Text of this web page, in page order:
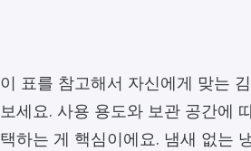
이 표를 참고해서 자신에게 맞는
보세요. 사용 용도와 보관 공간에
택하는 게 핵심이에요. 냄새 없는